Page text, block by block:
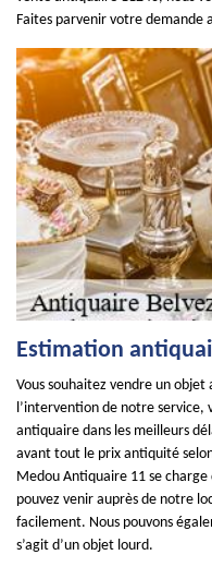
Faites parvenir votre demande
Estimation
Vous souhaitez vendre un objet
l’intervention de notre service,
antiquaire dans les meilleurs
avant tout le prix antiquité
Medou Antiquaire 11 se
pouvez venir auprès de notre
facilement. Nous pouvons
s’agit d’un objet lourd.